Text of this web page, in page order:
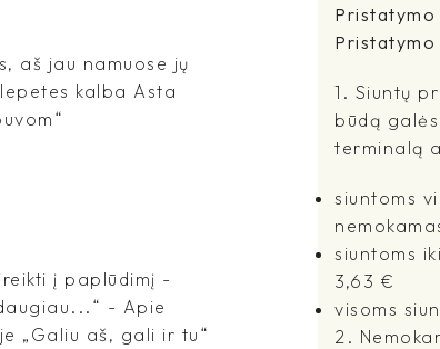
aš jau namuose jų
kalba Asta
į paplūdimį -
- Apie
„Galiu aš, gali ir tu“
Pristatymo
1. Siuntų
būdą
terminalą
siuntoms
siuntoms
3,63 €
visoms
2.